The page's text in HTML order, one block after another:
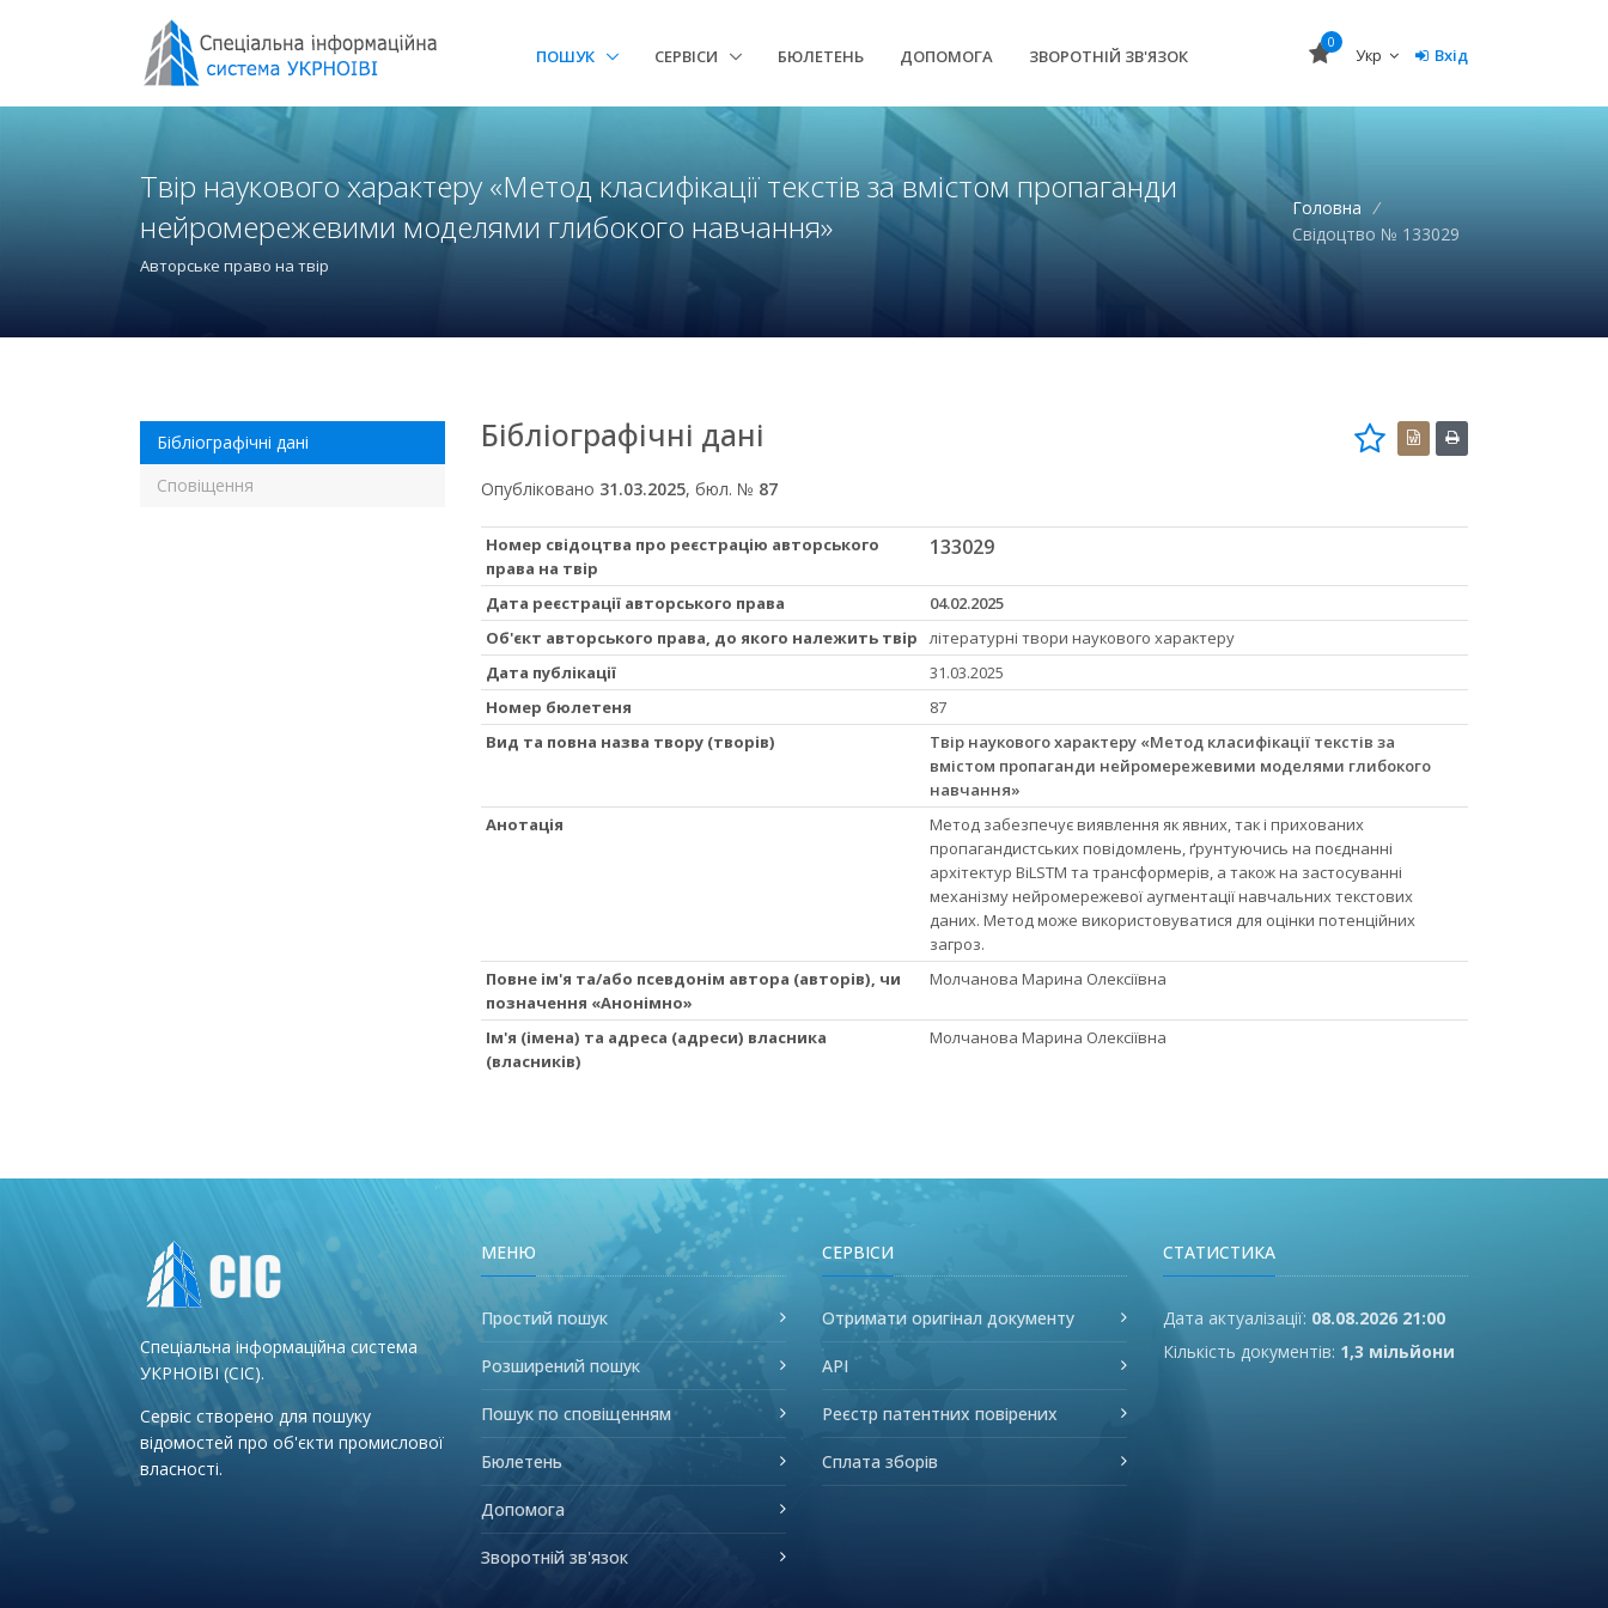
ПОШУК СЕРВІСИ БЮЛЕТЕНЬ ДОПОМОГА ЗВОРОТНІЙ ЗВ'ЯЗОК
0
Укр Вхід
Твір наукового характеру «Метод класифікації текстів за вмістом пропаганди
нейромережевими моделями глибокого навчання»
Авторське право на твір
Головна /
Свідоцтво № 133029
Бібліографічні дані
Сповіщення
Бібліографічні дані
Опубліковано 31.03.2025, бюл. № 87
Номер свідоцтва про реєстрацію авторського
права на твір
133029
Дата реєстрації авторського права
04.02.2025
Об'єкт авторського права, до якого належить твір
літературні твори наукового характеру
Дата публікації
31.03.2025
Номер бюлетеня
87
Вид та повна назва твору (творів)
Твір наукового характеру «Метод класифікації текстів за
вмістом пропаганди нейромережевими моделями глибокого
навчання»
Анотація
Метод забезпечує виявлення як явних, так і прихованих
пропагандистських повідомлень, ґрунтуючись на поєднанні
архітектур BiLSTM та трансформерів, а також на застосуванні
механізму нейромережевої аугментації навчальних текстових
даних. Метод може використовуватися для оцінки потенційних
загроз.
Повне ім'я та/або псевдонім автора (авторів), чи
позначення «Анонімно»
Молчанова Марина Олексіївна
Ім'я (імена) та адреса (адреси) власника
(власників)
Молчанова Марина Олексіївна
Спеціальна інформаційна система
УКРНОІВІ (СІС).
Сервіс створено для пошуку
відомостей про об'єкти промислової
власності.
МЕНЮ
Простий пошук
Розширений пошук
Пошук по сповіщенням
Бюлетень
Допомога
Зворотній зв'язок
СЕРВІСИ
Отримати оригінал документу
API
Реєстр патентних повірених
Сплата зборів
СТАТИСТИКА
Дата актуалізації: 08.08.2026 21:00
Кількість документів: 1,3 мільйони